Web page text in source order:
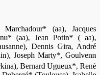
(aa), Jacques
(aa), Jean Potin* ( aa),
Dennis Gira, André
Joseph Marty*, Goulvenn
Bernard Ugueux*, René